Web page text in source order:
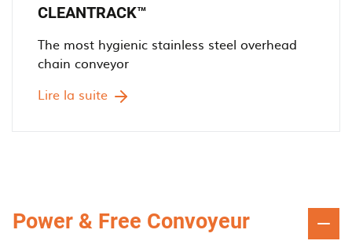
CLEANTRACK™
The most hygienic stainless steel overhead
chain conveyor
Lire la suite
Power & Free Convoyeur